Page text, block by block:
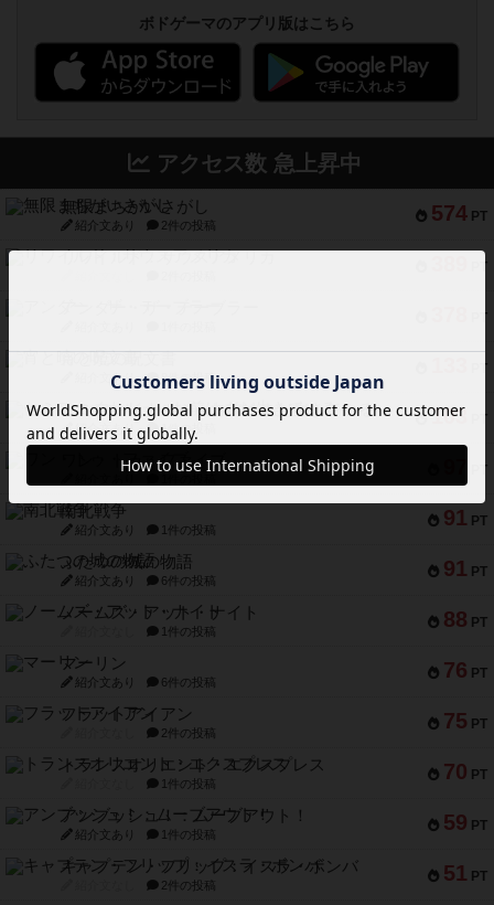
ボドゲーマのアプリ版はこちら
アクセス数 急上昇中
574 PT
無限まちがいさがし
紹介文あり 2件の投稿
PT
PT
PT
紹介文あり 8件の投稿
103 PT
セミファイナル ～お前はまだ生きている～
紹介文あり 1件の投稿
PT
ワン・トゥ・ファイブ
91 PT
南北戦争
紹介文あり 1件の投稿
91 PT
ふたつの城の物語
紹介文あり 6件の投稿
88 PT
ノームズ・アット・ナイト
1件の投稿
76 PT
マーリン
紹介文あり 6件の投稿
75 PT
フラットアイアン
2件の投稿
70 PT
トランスオリエント・エクスプレス
1件の投稿
59 PT
アンブッシュ！：ムーブアウト！
紹介文あり 1件の投稿
51 PT
キャプテン・フリップ：イスラ・ボンバ
2件の投稿